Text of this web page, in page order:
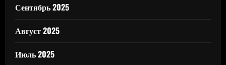
Сентябрь 2025
Август 2025
Июль 2025